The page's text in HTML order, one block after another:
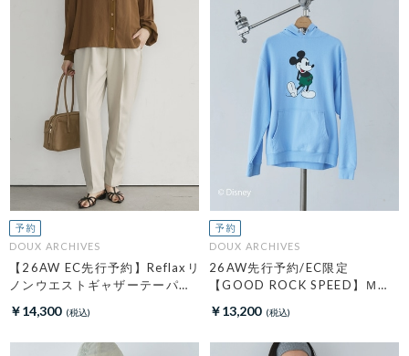
DOUX ARCHIVES
【26AW EC先行予約】Reflaxリ
ノンウエストギャザーテーパー
￥14,300
DOUX ARCHIVES
26AW先行予約/EC限定
【GOOD ROCK SPEED】ＭＩ
￥13,200